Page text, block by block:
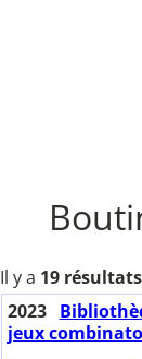
Il y a 19 résultats
2023
jeux